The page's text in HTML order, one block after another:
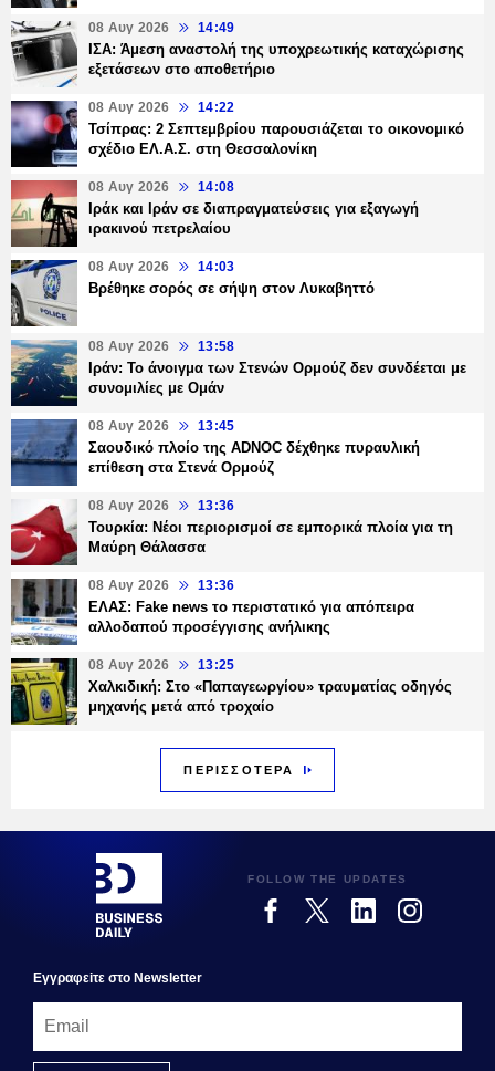
08 Αυγ 2026 14:49
ΙΣΑ: Άμεση αναστολή της υποχρεωτικής καταχώρισης
εξετάσεων στο αποθετήριο
08 Αυγ 2026 14:22
Τσίπρας: 2 Σεπτεμβρίου παρουσιάζεται το οικονομικό
σχέδιο ΕΛ.Α.Σ. στη Θεσσαλονίκη
08 Αυγ 2026 14:08
Ιράκ και Ιράν σε διαπραγματεύσεις για εξαγωγή
ιρακινού πετρελαίου
08 Αυγ 2026 14:03
Βρέθηκε σορός σε σήψη στον Λυκαβηττό
08 Αυγ 2026 13:58
Ιράν: Το άνοιγμα των Στενών Ορμούζ δεν συνδέεται με
συνομιλίες με Ομάν
08 Αυγ 2026 13:45
Σαουδικό πλοίο της ADNOC δέχθηκε πυραυλική
επίθεση στα Στενά Ορμούζ
08 Αυγ 2026 13:36
Τουρκία: Νέοι περιορισμοί σε εμπορικά πλοία για τη
Μαύρη Θάλασσα
08 Αυγ 2026 13:36
ΕΛΑΣ: Fake news το περιστατικό για απόπειρα
αλλοδαπού προσέγγισης ανήλικης
08 Αυγ 2026 13:25
Χαλκιδική: Στο «Παπαγεωργίου» τραυματίας οδηγός
μηχανής μετά από τροχαίο
ΠΕΡΙΣΣΟΤΕΡΑ
FOLLOW THE UPDATES
Εγγραφεiτε στο Newsletter